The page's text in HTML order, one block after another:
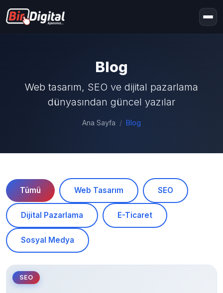
Blog
Web tasarım, SEO ve dijital pazarlama
dünyasından güncel yazılar
Ana Sayfa Blog
Tümü Web Tasarım SEO
Dijital Pazarlama E-Ticaret
Sosyal Medya
SEO